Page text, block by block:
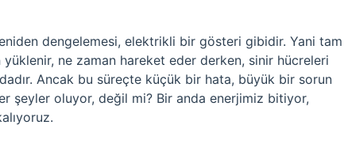
dengelemesi, elektrikli bir gösteri gibidir. Yani tam
ne zaman hareket eder derken, sinir hücreleri
Ancak bu süreçte küçük bir hata, büyük bir sorun
şeyler oluyor, değil mi? Bir anda enerjimiz bitiyor,